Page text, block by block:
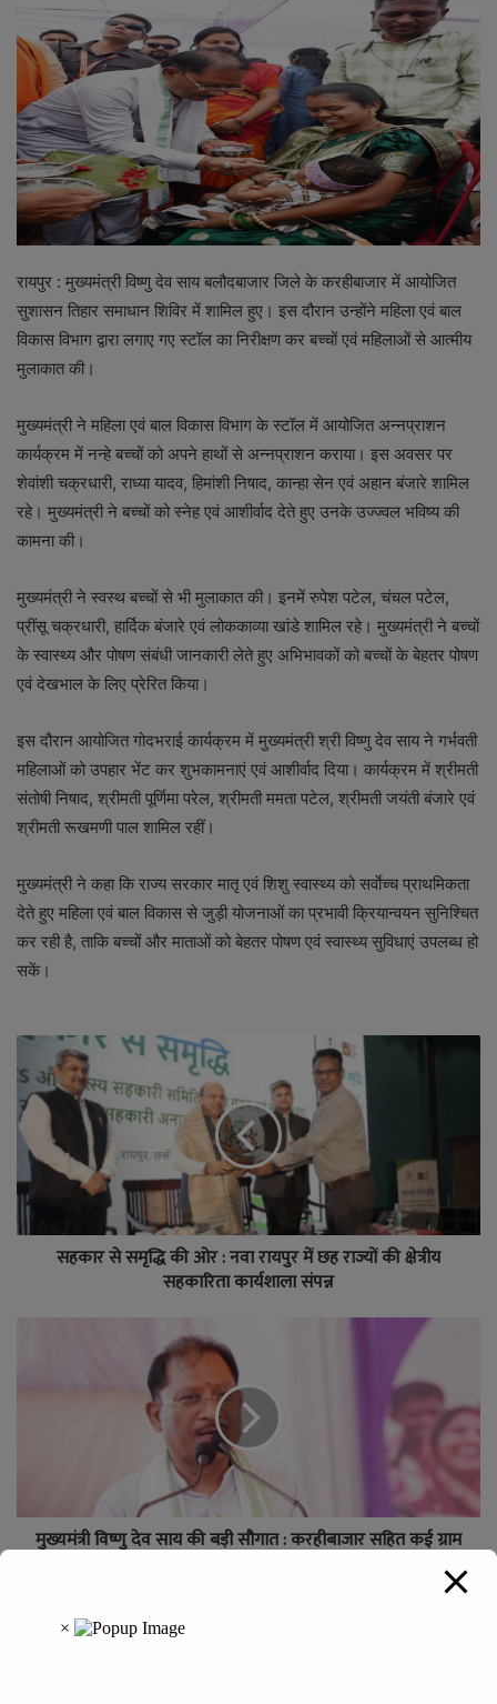
रायपुर : मुख्यमंत्री विष्णु देव साय बलौदबाजार जिले के करहीबाजार में आयोजित
सुशासन तिहार समाधान शिविर में शामिल हुए। इस दौरान उन्होंने महिला एवं बाल
विकास विभाग द्वारा लगाए गए स्टॉल का निरीक्षण कर बच्चों एवं महिलाओं से आत्मीय
मुलाकात की।
मुख्यमंत्री ने महिला एवं बाल विकास विभाग के स्टॉल में आयोजित अन्नप्राशन
कार्यक्रम में नन्हे बच्चों को अपने हाथों से अन्नप्राशन कराया। इस अवसर पर
शेवांशी चक्रधारी, राध्या यादव, हिमांशी निषाद, कान्हा सेन एवं अहान बंजारे शामिल
रहे। मुख्यमंत्री ने बच्चों को स्नेह एवं आशीर्वाद देते हुए उनके उज्ज्वल भविष्य की
कामना की।
मुख्यमंत्री ने स्वस्थ बच्चों से भी मुलाकात की। इनमें रुपेश पटेल, चंचल पटेल,
प्रींसू चक्रधारी, हार्दिक बंजारे एवं लोककाव्या खांडे शामिल रहे। मुख्यमंत्री ने बच्चों
के स्वास्थ्य और पोषण संबंधी जानकारी लेते हुए अभिभावकों को बच्चों के बेहतर पोषण
एवं देखभाल के लिए प्रेरित किया।
इस दौरान आयोजित गोदभराई कार्यक्रम में मुख्यमंत्री श्री विष्णु देव साय ने गर्भवती
महिलाओं को उपहार भेंट कर शुभकामनाएं एवं आशीर्वाद दिया। कार्यक्रम में श्रीमती
संतोषी निषाद, श्रीमती पूर्णिमा परेल, श्रीमती ममता पटेल, श्रीमती जयंती बंजारे एवं
श्रीमती रूखमणी पाल शामिल रहीं।
मुख्यमंत्री ने कहा कि राज्य सरकार मातृ एवं शिशु स्वास्थ्य को सर्वाेच्च प्राथमिकता
देते हुए महिला एवं बाल विकास से जुड़ी योजनाओं का प्रभावी क्रियान्वयन सुनिश्चित
कर रही है, ताकि बच्चों और माताओं को बेहतर पोषण एवं स्वास्थ्य सुविधाएं उपलब्ध हो
सकें।
सहकार से समृद्धि की ओर : नवा रायपुर में छह राज्यों की क्षेत्रीय
सहकारिता कार्यशाला संपन्न
मुख्यमंत्री विष्णु देव साय की बड़ी सौगात : करहीबाजार सहित कई ग्राम
Leave a Reply